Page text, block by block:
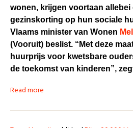
wonen, krijgen voortaan allebei
gezinskorting op hun sociale
Vlaams minister van Wonen
(Vooruit) beslist. “Met deze
huurprijs voor kwetsbare
de toekomst van kinderen”,
Read more